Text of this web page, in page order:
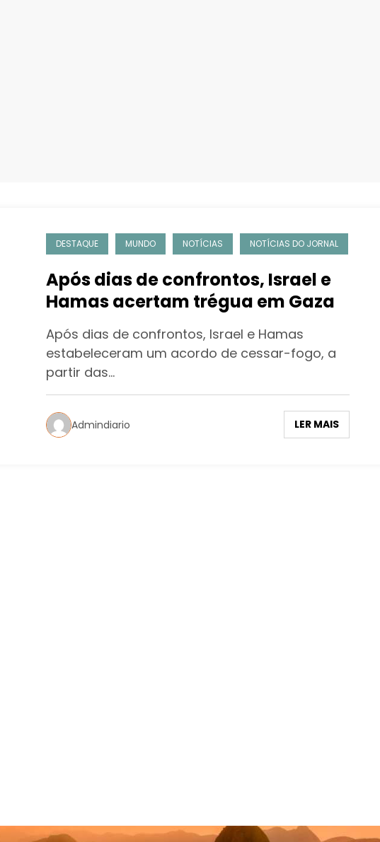
DESTAQUE MUNDO NOTÍCIAS NOTÍCIAS DO JORNAL
Após dias de confrontos, Israel e
Hamas acertam trégua em Gaza
Após dias de confrontos, Israel e Hamas
estabeleceram um acordo de cessar-fogo, a
partir das…
Admindiario LER MAIS